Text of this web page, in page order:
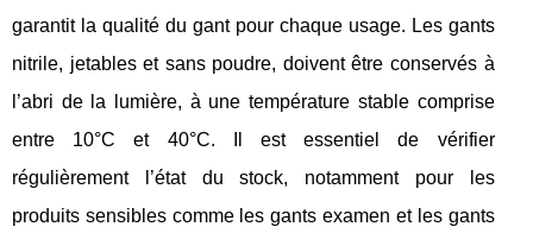
garantit la qualité du gant pour chaque usage. Les gants
nitrile, jetables et sans poudre, doivent être conservés à
l’abri de la lumière, à une température stable comprise
entre 10°C et 40°C. Il est essentiel de vérifier
régulièrement l’état du stock, notamment pour les
produits sensibles comme les gants examen et les gants